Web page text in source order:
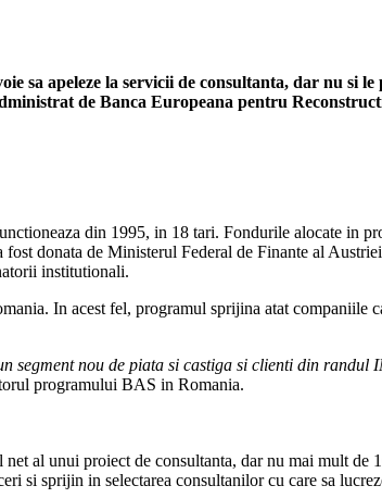
sa apeleze la servicii de consultanta, dar nu si
de Banca Europeana pentru
din 1995, in 18 tari. Fondurile alocate in
donata de Ministerul Federal de Finante al
institutionali.
In acest fel, programul sprijina atat companiile
nou de piata si castiga si clienti din
programului BAS in Romania.
al unui proiect de consultanta, dar nu mai mult de
si sprijin in selectarea consultanilor cu care sa